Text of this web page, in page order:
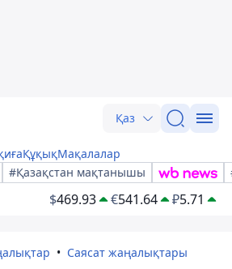
Қаз
ҚұқықМақалалар
#Қазақстан мақтанышы
$469.93 €541.64 ₽5.71
Саясат жаңалықтары